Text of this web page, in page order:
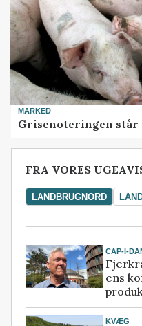
MARKED
Grisenoteringen står
FRA VORES
LANDBRUGNORD
CAP-I-
ens
KVÆG